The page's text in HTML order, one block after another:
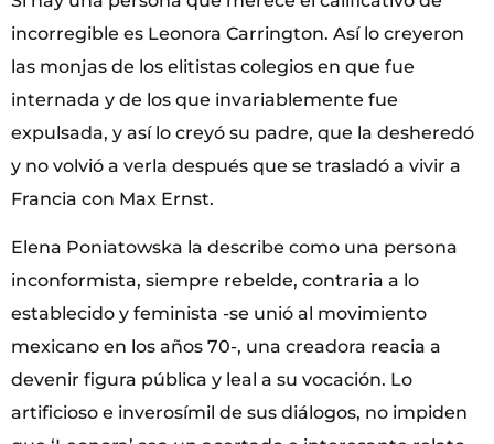
incorregible es Leonora Carrington. Así lo creyeron
las monjas de los elitistas colegios en que fue
internada y de los que invariablemente fue
expulsada, y así lo creyó su padre, que la desheredó
y no volvió a verla después que se trasladó a vivir a
Francia con Max Ernst.
Elena Poniatowska la describe como una persona
inconformista, siempre rebelde, contraria a lo
establecido y feminista -se unió al movimiento
mexicano en los años 70-, una creadora reacia a
devenir figura pública y leal a su vocación. Lo
artificioso e inverosímil de sus diálogos, no impiden